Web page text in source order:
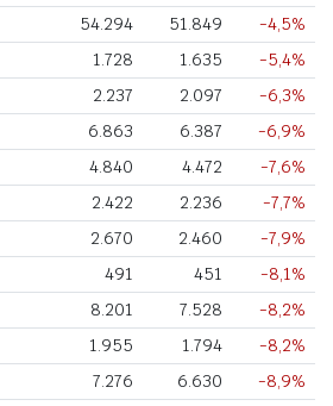
54.294 51.849
-4,5%
1.728 1.635
-5,4%
2.237 2.097
-6,3%
6.863 6.387
-6,9%
4.840 4.472
-7,6%
2.422 2.236
-7,7%
2.670 2.460
-7,9%
491 451
-8,1%
8.201 7.528
-8,2%
1.955 1.794
-8,2%
7.276 6.630
-8,9%